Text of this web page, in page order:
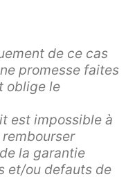
de ce cas
promesse faites
oblige le
est impossible à
la garantie
et/ou defauts de